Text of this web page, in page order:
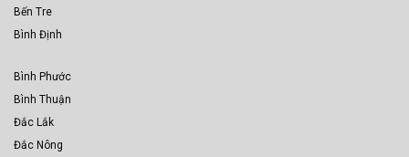
Bến Tre
Bình Định
Bình Phước
Bình Thuận
Đắc Lắk
Đắc Nông